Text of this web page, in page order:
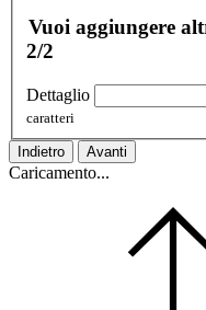
Vuoi aggiungere
2/2
Dettaglio
caratteri
Indietro Avanti
Caricamento...